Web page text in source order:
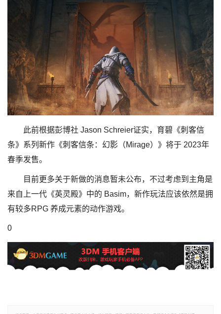
此前根据彭博社 Jason Schreier证实，育碧《刺客信
条》系列新作《刺客信条：幻影（Mirage）》将于 2023年
春季发售。
目前更多关于新做的消息暂未公布，不过考虑到主角是
来自上一代《英灵殿》中的 Basim，新作玩法应该依然是拥
有较多RPG 养成元素的动作游戏。
0